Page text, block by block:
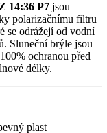
14:36 P7 jsou
polarizačnímu filtru
se odrážejí od vodní
Sluneční brýle jsou
ochranou před
délky.
plast